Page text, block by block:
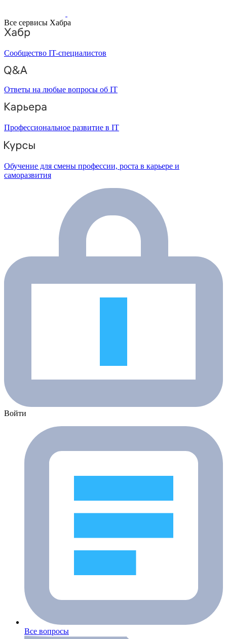
Все сервисы Хабра
Сообщество IT-специалистов
Ответы на любые вопросы об IT
Профессиональное развитие в IT
Обучение для смены профессии, роста в карьере и
саморазвития
Войти
Все вопросы